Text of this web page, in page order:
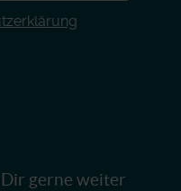
gerne weiter